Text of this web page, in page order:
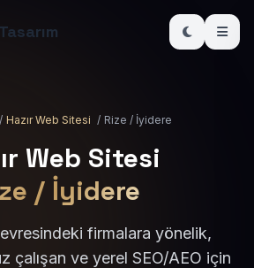
/ Hazır Web Sitesi / Rize / İyidere
Web Sitesi
/ İyidere
firmalara yönelik,
çalışan ve yerel SEO/AEO için